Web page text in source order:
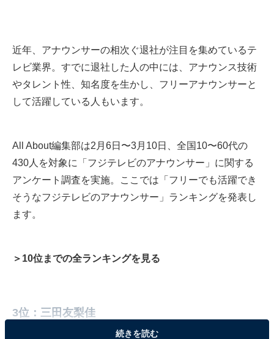
近年、アナウンサーの相次ぐ退社が注目を集めているテ
レビ業界。すでに退社した人の中には、アナウンス技術
やタレント性、知名度を生かし、フリーアナウンサーと
して活躍している人もいます。
All About編集部は2月6日〜3月10日、全国10〜60代の
430人を対象に「フジテレビのアナウンサー」に関する
アンケート調査を実施。ここでは「フリーでも活躍でき
そうなフジテレビのアナウンサー」ランキングを発表し
ます。
＞10位までの全ランキングを見る
3位：三田友梨佳
続きを読む